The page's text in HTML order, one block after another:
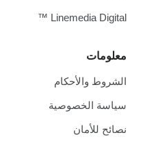
معلومات
الشروط والأحكام
سياسة الخصوصية
نصائح للأمان
Linemedia Digital ™